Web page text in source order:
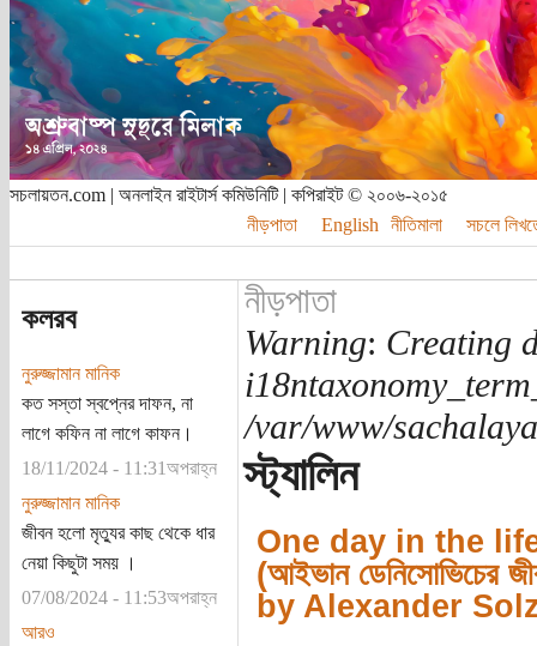
সচলায়তন.com | অনলাইন রাইটার্স কমিউনিটি | কপিরাইট © ২০০৬-২০১৫
নীড়পাতা
English নীতিমালা সচলে
কলরব
নুরুজ্জামান মানিক
কত সস্তা স্বপ্নের দাফন, না
লাগে কফিন না লাগে কাফন।
18/11/2024 - 11:31অপরাহ্ন
নুরুজ্জামান মানিক
জীবন হলো মৃত্যুর কাছ থেকে ধার
নেয়া কিছুটা সময় ।
07/08/2024 - 11:53অপরাহ্ন
আরও
নীড়পাতা
Warning: Creating
/var/www/
স্ট্যালিন
One day in the
(আইভান ডেনিসোভিচের
by Alexander